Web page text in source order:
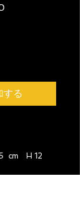
価
する
cm H 12